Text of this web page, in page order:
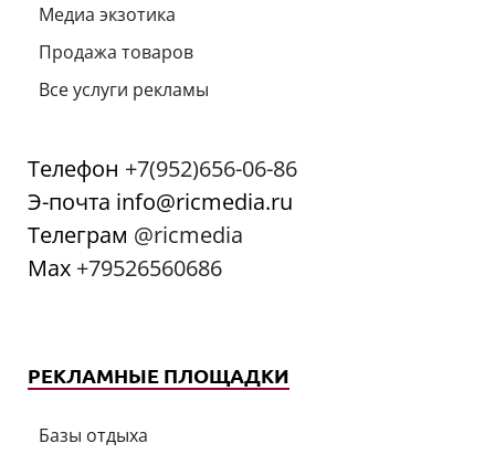
Медиа экзотика
Продажа товаров
Все услуги рекламы
Телефон +7(952)656-06-86
Э-почта info@ricmedia.ru
Телеграм @ricmedia
Мах +79526560686
РЕКЛАМНЫЕ ПЛОЩАДКИ
Базы отдыха